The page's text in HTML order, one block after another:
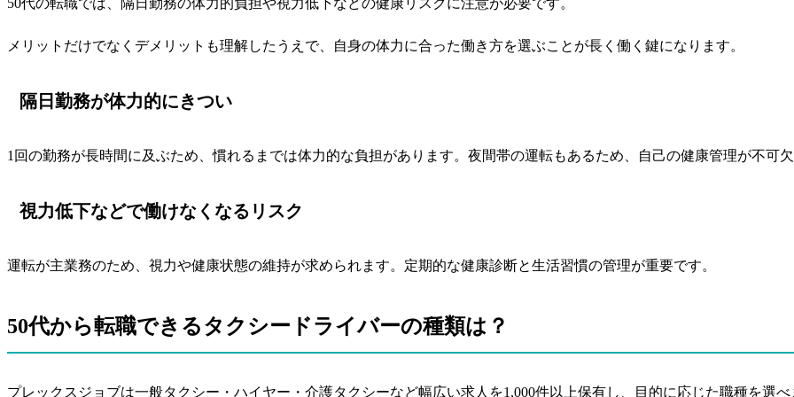
メリットだけでなくデメリットも理解したうえで、自身の体力に合った働き方を選ぶことが長く働く鍵になります。
隔日勤務が体力的にきつい
1回の勤務が長時間に及ぶため、慣れるまでは体力的な負担があります。夜間帯の運転もあるため、自己の健康管理が不可欠
視力低下などで働けなくなるリスク
運転が主業務のため、視力や健康状態の維持が求められます。定期的な健康診断と生活習慣の管理が重要です。
50代から転職できるタクシードライバーの種類は？
プレックスジョブは一般タクシー・ハイヤー・介護タクシーなど幅広い求人を1,000件以上保有し、目的に応じた職種を選べ